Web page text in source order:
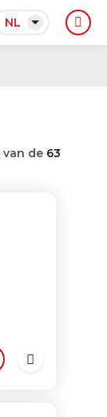
NL
van de 63